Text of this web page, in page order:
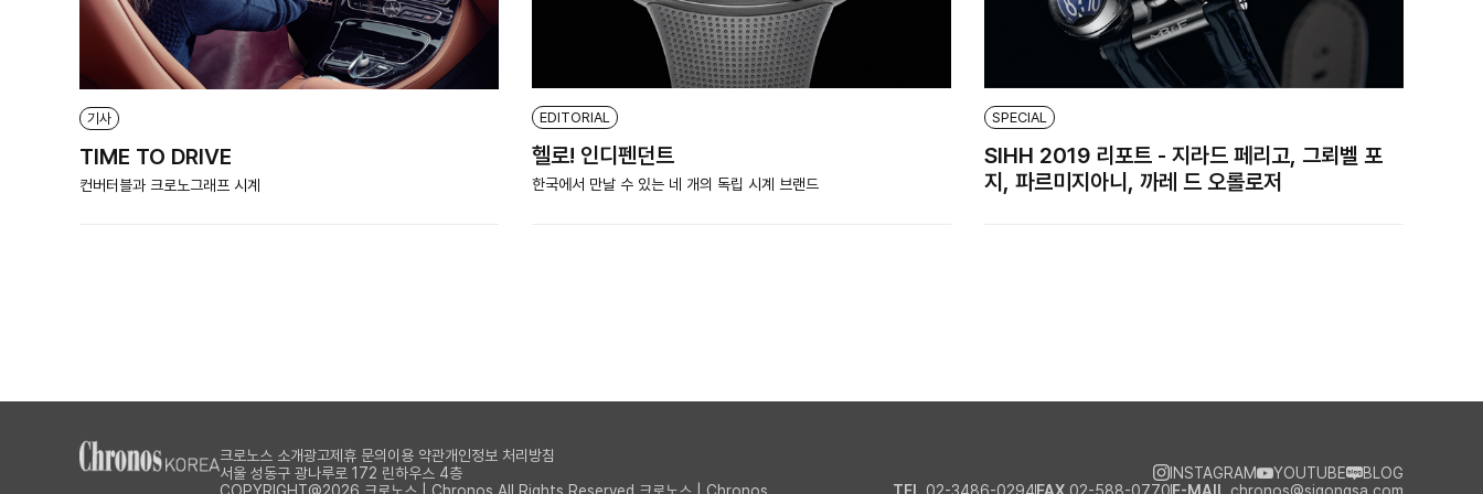
기사
TIME TO DRIVE
컨버터블과 크로노그래프 시계
EDITORIAL
헬로! 인디펜던트
한국에서 만날 수 있는 네 개의 독립 시계 브랜드
SPECIAL
SIHH 2019 리포트 - 지라드 페리고, 그뢰벨 포
지, 파르미지아니, 까레 드 오롤로저
크로노스 소개광고제휴 문의 이용 약관개인정보 처리방침
서울 성동구 광나루로 172 린하우스 4층
INSTAGRAM YOUTUBE
BLOG